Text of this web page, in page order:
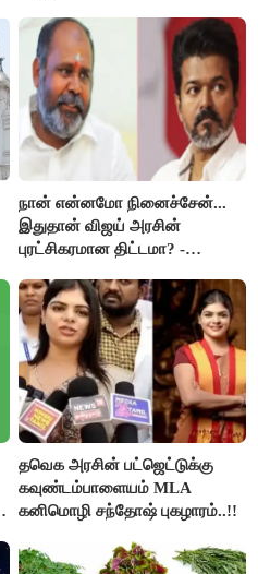
நான் என்னமோ நினைச்சேன்...
இதுதான் விஜய் அரசின்
புரட்சிகரமான திட்டமா? -
தவெக அரசின் பட்ஜெட்டுக்கு
கவுண்டம்பாளையம் MLA
கனிமொழி சந்தோஷ் புகழாரம்..!!